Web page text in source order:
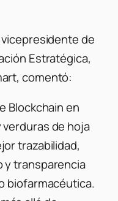
de
Estratégica,
, comentó:
Blockchain en
de hoja
trazabilidad,
y transparencia
biofarmacéutica.